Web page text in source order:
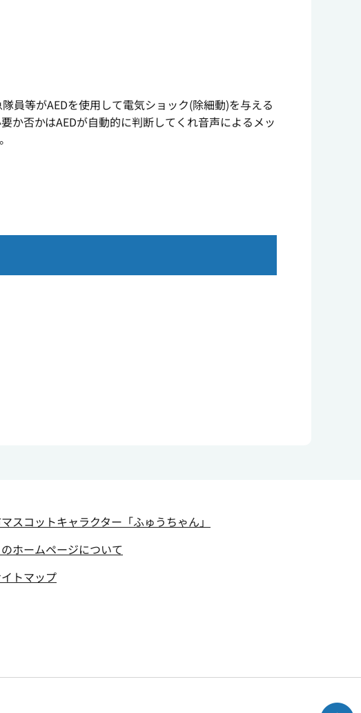
員等がAEDを使用して電気ショック(除細動)を与える
か否かはAEDが自動的に判断してくれ音声によるメッ
スコットキャラクター 「ふゅうちゃん」
ホームページについて
トマップ